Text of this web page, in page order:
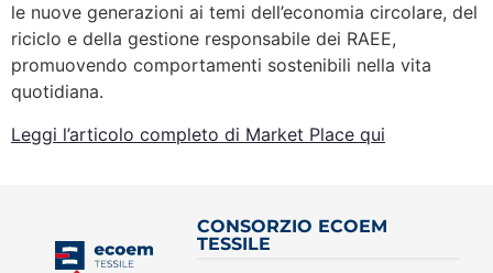
le nuove generazioni ai temi dell’economia circolare, del
riciclo e della gestione responsabile dei RAEE,
promuovendo comportamenti sostenibili nella vita
quotidiana.
Leggi l’articolo completo di Market Place qui
CONSORZIO ECOEM
TESSILE